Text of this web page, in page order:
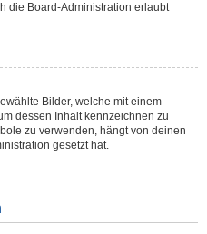
die Board-Administration erlaubt
Bilder, welche mit einem
dessen Inhalt kennzeichnen zu
zu verwenden, hängt von deinen
gesetzt hat.